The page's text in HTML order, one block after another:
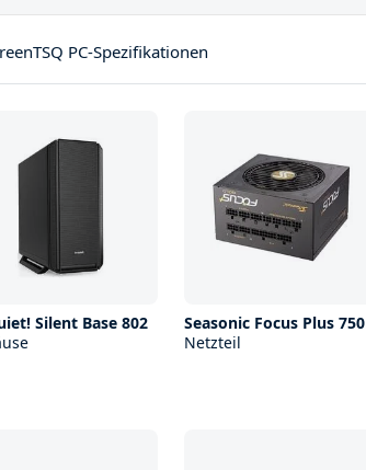
PC-Spezifikationen
Silent Base 802
Seasonic Focus Plus 750
Netzteil